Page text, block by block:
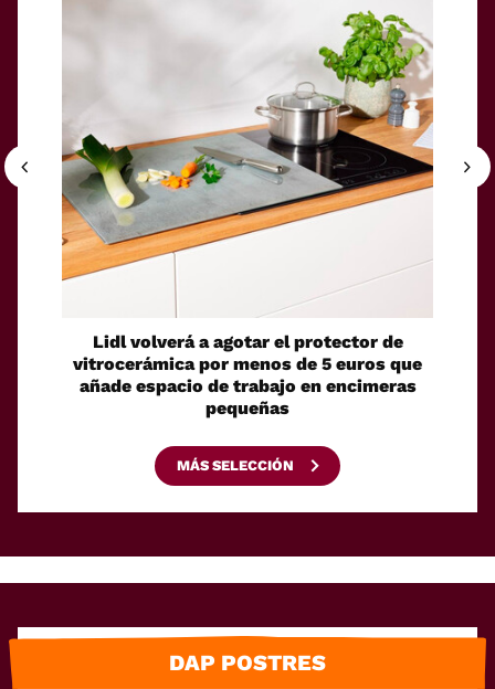
Lidl volverá a agotar el protector de
vitrocerámica por menos de 5 euros que
añade espacio de trabajo en encimeras
pequeñas
MÁS SELECCIÓN
DAP POSTRES